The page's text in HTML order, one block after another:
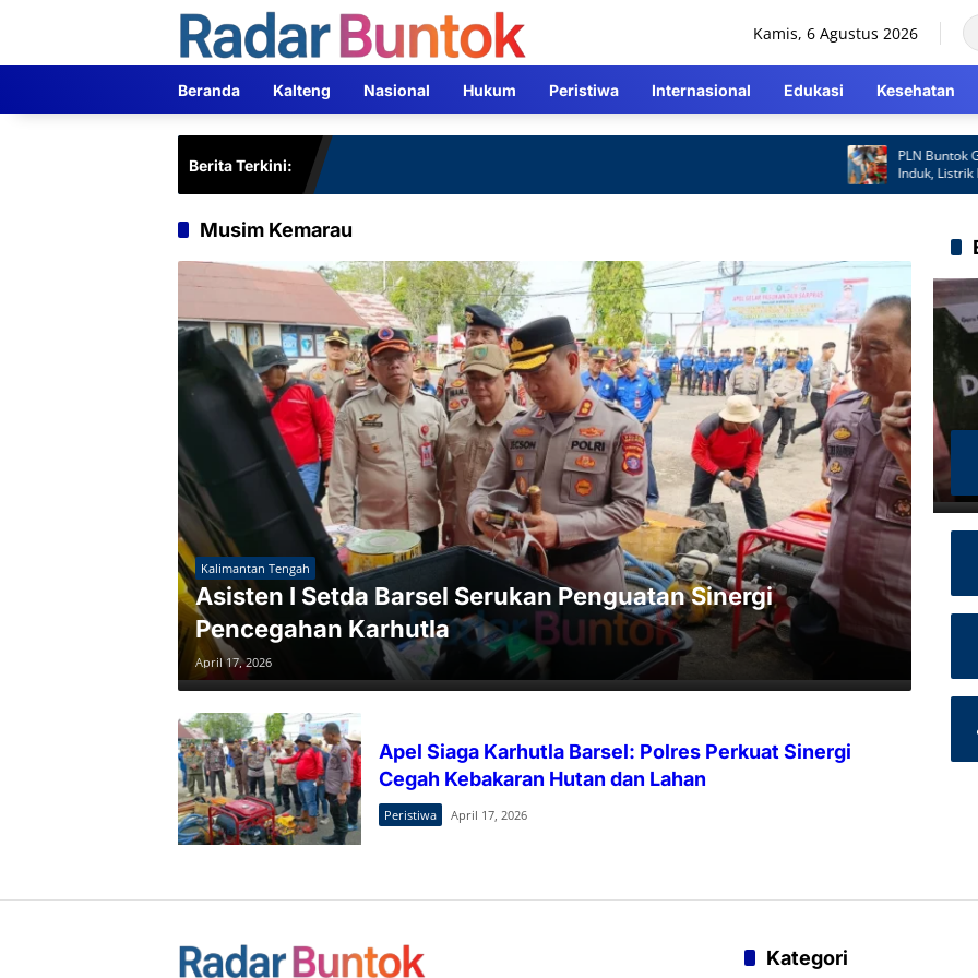
Kamis, 6 Agustus 2026
Beranda Kalteng Nasional Hukum Peristiwa Internasional Edukasi Kesehatan
Berita Terkini:
PLN Buntok Gerak
Induk, Listrik
Cepat
Musim Kemarau
Kalimantan Tengah
Asisten I Setda Barsel Serukan Penguatan Sinergi
Pencegahan Karhutla
April 17, 2026
Apel Siaga Karhutla Barsel: Polres Perkuat Sinergi
Cegah Kebakaran Hutan dan Lahan
Peristiwa April 17, 2026
Kategori